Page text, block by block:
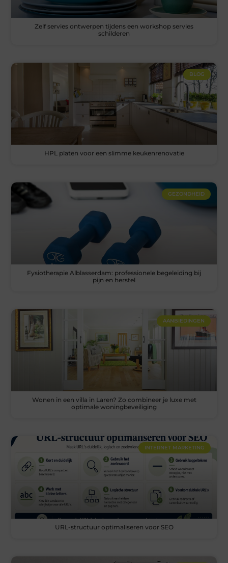
Zelf servies ontwerpen tijdens een workshop servies
schilderen
BLOG
HPL platen voor een slimme keukenrenovatie
GEZONDHEID
Fysiotherapie Alblasserdam: professionele begeleiding bij
pijn en herstel
AANBIEDINGEN
Wonen in een villa in Laren? Zo combineer je luxe met
optimale woningbeveiliging
INTERNET MARKETING
URL-structuur optimaliseren voor SEO